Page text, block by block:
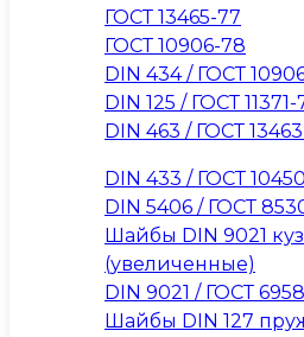
ГОСТ 13465-77
ГОСТ 10906-78
DIN 434 / ГОСТ
DIN 125 / ГОСТ 11371-
DIN 463 / ГОСТ
DIN 433 / ГОСТ
DIN 5406 / ГОСТ
Шайбы DIN 9021
(увеличенные)
DIN 9021 / ГОСТ
Шайбы DIN 127